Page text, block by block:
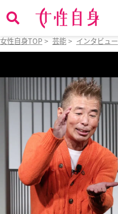
女性自身TOP > 芸能 > インタビュー